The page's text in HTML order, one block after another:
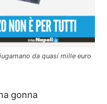
da quasi mille euro
gonna